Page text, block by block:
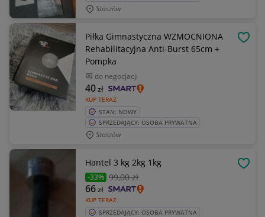
Staszów
Piłka Gimnastyczna WZMOCNIONA
Rehabilitacyjna Anti-Burst 65cm +
Pompka
do negocjacji
KUP TERAZ
40zł
STAN: NOWY
SPRZEDAJĄCY: OSOBA PRYWATNA
Staszów
Hantel 3 kg 2kg 1kg
-33% 99,00 zł
KUP TERAZ
66zł
SPRZEDAJĄCY: OSOBA PRYWATNA